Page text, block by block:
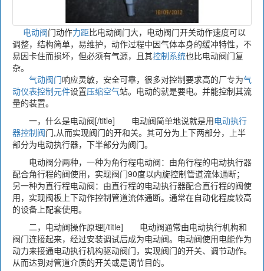
电动阀门动作力距比电动阀门大，电动阀门开关动作速度可以
调整，结构简单，易维护，动作过程中因气体本身的缓冲特性，不
易因卡住而损坏，但必须有气源，且其控制系统也比电动阀门复
杂。
气动阀门响应灵敏，安全可靠，很多对控制要求高的厂专为气
动仪表控制元件设置压缩空气站。电动的就是要电。并能控制其流
量的装置。
一，什么是电动阀[/title] 电动阀简单地说就是用电动执行
器控制阀门,从而实现阀门的开和关。其可分为上下两部分，上半
部分为电动执行器，下半部分为阀门。
电动阀分两种，一种为角行程电动阀：由角行程的电动执行器
配合角行程的阀使用，实现阀门90度以内旋控制管道流体通断；
另一种为直行程电动阀：由直行程的电动执行器配合直行程的阀使
用，实现阀板上下动作控制管道流体通断。通常在自动化程度较高
的设备上配套使用。
二，电动阀操作原理[/title] 电动阀通常由电动执行机构和
阀门连接起来，经过安装调试后成为电动阀。电动阀使用电能作为
动力来接通电动执行机构驱动阀门，实现阀门的开关、调节动作。
从而达到对管道介质的开关或是调节目的。